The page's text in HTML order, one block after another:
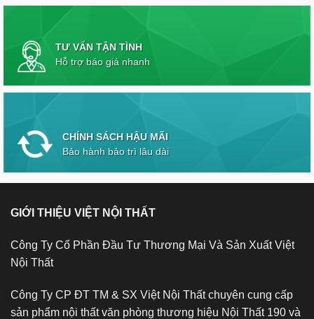
TƯ VẤN TẬN TÌNH
Hỗ trợ báo giá nhanh
CHÍNH SÁCH HẬU MÃI
Bảo hành bảo trì lâu dài
GIỚI THIỆU VIỆT NỘI THẤT
Công Ty Cổ Phần Đầu Tư Thương Mại Và Sản Xuất Việt
Nội Thất
Công Ty CP ĐT TM & SX Việt Nội Thất chuyên cung cấp
sản phẩm nội thất văn phòng thương hiệu Nội Thất 190 và